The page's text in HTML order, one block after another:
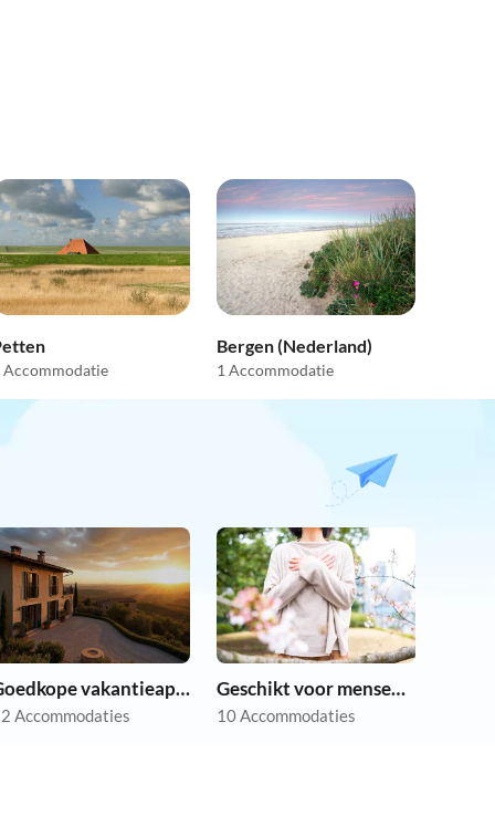
Accommodatie
Bergen (Nederland)
1 Accommodatie
Goedkope vakantieappartementen
Accommodaties
Geschikt voor mensen met allergieën
10 Accommodaties